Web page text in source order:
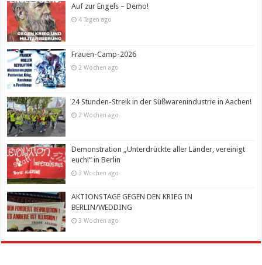
Auf zur Engels – Demo!
4 Tagen ago
Frauen-Camp-2026
2 Wochen ago
24 Stunden-Streik in der Süßwarenindustrie in Aachen!
2 Wochen ago
Demonstration „Unterdrückte aller Länder, vereinigt
euch!“ in Berlin
3 Wochen ago
AKTIONSTAGE GEGEN DEN KRIEG IN
BERLIN/WEDDING
3 Wochen ago